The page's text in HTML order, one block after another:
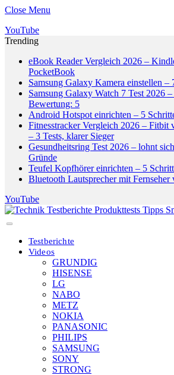
Close Menu
YouTube
Trending
eBook Reader Vergleich 2026 –
PocketBook
Samsung Galaxy Kamera einstellen
Samsung Galaxy Watch 7 Test 2026
Bewertung: 5
Android Hotspot einrichten – 5
Fitnesstracker Vergleich 2026 – Fitbit
– 3 Tests, klarer Sieger
Gesundheitsring Test 2026 – lohnt
Gründe
Teufel Kopfhörer einrichten – 5
Bluetooth Lautsprecher mit Fernseher
YouTube
Testberichte
Videos
GRUNDIG
HISENSE
LG
NABO
METZ
NOKIA
PANASONIC
PHILIPS
SAMSUNG
SONY
STRONG